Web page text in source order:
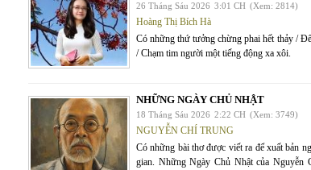
26 Tháng Sáu 2026 3:01 CH (Xem: 2814)
Hoàng Thị Bích Hà
Có những thứ tưởng chừng phai hết thảy /
/ Chạm tim người một tiếng động xa xôi.
NHỮNG NGÀY CHỦ NHẬT
18 Tháng Sáu 2026 2:22 CH (Xem: 3749)
NGUYỄN CHÍ TRUNG
Có những bài thơ được viết ra để xuất bản
gian. Những Ngày Chủ Nhật của